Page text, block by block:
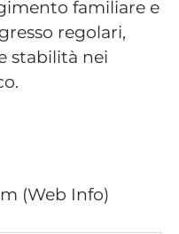
familiare e
regolari,
stabilità nei
(Web Info)